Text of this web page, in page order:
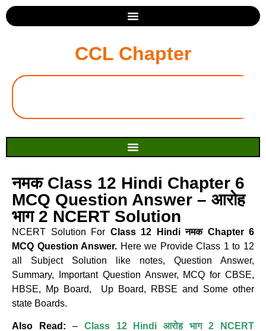
CCL Chapter
नमक Class 12 Hindi Chapter 6
MCQ Question Answer – आरोह
भाग 2 NCERT Solution
NCERT Solution For Class 12 Hindi नमक Chapter 6
MCQ Question Answer. Here we Provide Class 1 to 12
all Subject Solution like notes, Question Answer,
Summary, Important Question Answer, MCQ for CBSE,
HBSE, Mp Board, Up Board, RBSE and Some other
state Boards.
Also Read: – Class 12 Hindi आरोह भाग 2 NCERT